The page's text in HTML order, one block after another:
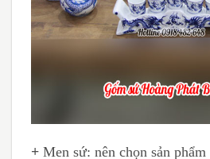
+ Men sứ: nên chọn sản